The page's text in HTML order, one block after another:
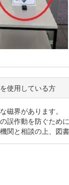
使用している方
磁界があります。
誤作動を防ぐため
関と相談の上、図